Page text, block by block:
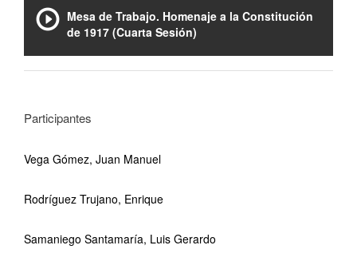
Mesa de Trabajo. Homenaje a la Constitución
de 1917 (Cuarta Sesión)
Participantes
Vega Gómez, Juan Manuel
Rodríguez Trujano, Enrique
Samaniego Santamaría, Luis Gerardo